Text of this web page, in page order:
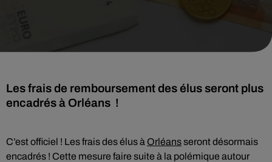
Les frais de remboursement des élus seront plus
encadrés à Orléans !
C’est officiel ! Les frais des élus à Orléansseront désormais
encadrés ! Cette mesure faire suite à la polémique autour